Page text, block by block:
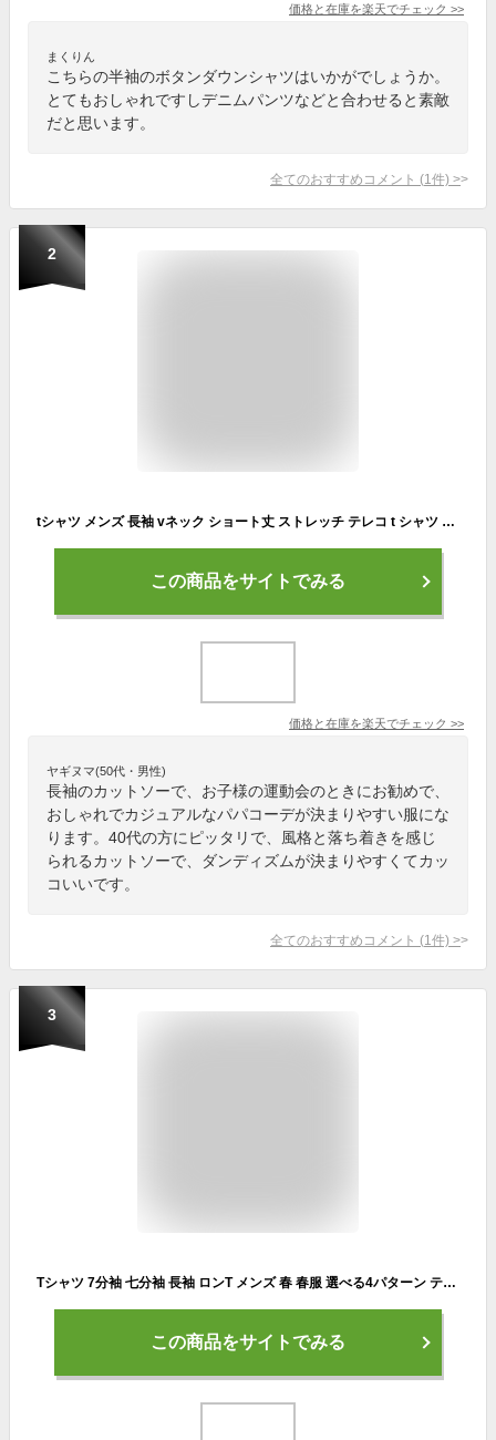
価格と在庫を楽天でチェック >>
まくりん
こちらの半袖のボタンダウンシャツはいかがでしょうか。
とてもおしゃれですしデニムパンツなどと合わせると素敵
だと思います。
全てのおすすめコメント (1 件) >
2
tシャツ メンズ 長袖 vネック ショート丈 ストレッチ テレコ t シャツ テレコtシャツ ランダムテレコvネック カットソー ロンt 細身 スリム ストレッチtシャツ ロンt ロングTシャツ 深Vネック 春 秋 冬 父 大きいサイズ 40代 50代 乳首透けない ちょいワル ファッション
この商品をサイトでみる
価格と在庫を楽天でチェック >>
ヤギヌマ(50代・男性)
長袖のカットソーで、お子様の運動会のときにお勧めで、
おしゃれでカジュアルなパパコーデが決まりやすい服にな
ります。40代の方にピッタリで、風格と落ち着きを感じ
られるカットソーで、ダンディズムが決まりやすくてカッ
コいいです。
全てのおすすめコメント (1 件) >
3
Tシャツ 7分袖 七分袖 長袖 ロンT メンズ 春 春服 選べる4パターン ティーシャツ カットソー Vネック Uネック ロングTシャツ無地 プレーン きれいめ インナー 学生 シャツ クルーネック きれいめ 着こなしコーデ 30代 40代 50代 送料無料
この商品をサイトでみる